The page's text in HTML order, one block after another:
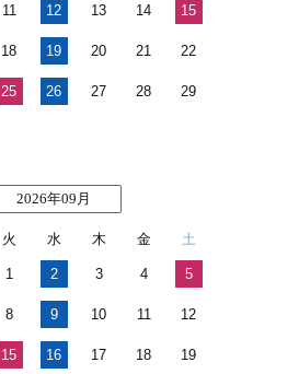
11 12 13 14 15
18 19 20 21 22
25 26 27 28 29
2026年09月
火 水 木 金 土
1 2 3 4 5
8 9 10 11 12
15 16 17 18 19